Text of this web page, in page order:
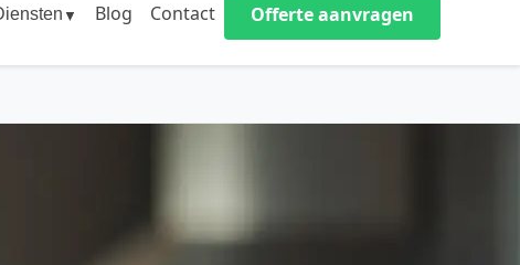
▼ Blog Contact Offerte aanvragen